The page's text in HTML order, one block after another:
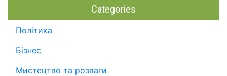
Categories
Політика
Бізнес
Мистецтво та розваги